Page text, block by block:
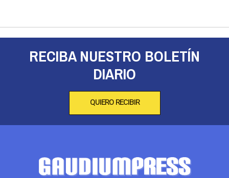
RECIBA NUESTRO BOLETÍN
DIARIO
QUIERO RECIBIR